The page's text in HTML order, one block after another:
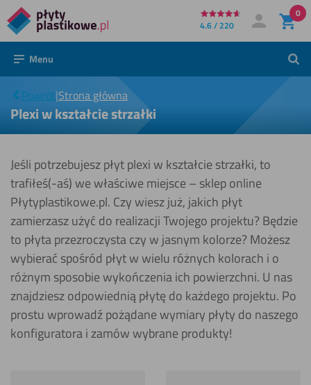
Bezpośrednio
do
treści
4.6 / 220 Moje konto
Zaloguj się
0
Menu
Powrót|Strona główna
kształcie
strzałki
Plexi w kształcie strzałki
Jeśli potrzebujesz płyt plexi w kształcie strzałki, to
trafiłeś(-aś) we właściwe miejsce – sklep online
Płytyplastikowe.pl. Czy wiesz już, jakich płyt
zamierzasz użyć do realizacji Twojego projektu? Będzie
to płyta przezroczysta czy w jasnym kolorze? Możesz
wybierać spośród płyt w wielu różnych kolorach i o
różnym sposobie wykończenia ich powierzchni. U nas
znajdziesz odpowiednią płytę do każdego projektu. Po
prostu wprowadź pożądane wymiary płyty do naszego
konfiguratora i zamów wybrane produkty!